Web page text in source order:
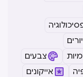
צבעים
אייקונים